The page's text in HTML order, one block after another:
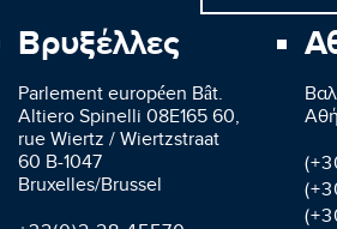
Βρυξέλλες
Parlement européen Bât.
Altiero Spinelli 08E165 60,
rue Wiertz / Wiertzstraat
60 B-1047
Bruxelles/Brussel